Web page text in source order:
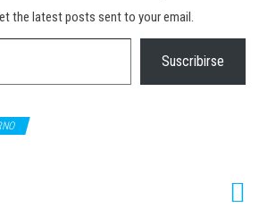
the latest posts sent to your email.
Suscribirse